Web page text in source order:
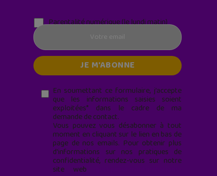
Parentalité numérique (le lundi matin)
En soumettant ce formulaire, j’accepte
que les informations saisies soient
exploitées* dans le cadre de ma
demande de contact.
Vous pouvez vous désabonner à tout
moment en cliquant sur le lien en bas de
page de nos emails. Pour obtenir plus
d'informations sur nos pratiques de
confidentialité, rendez-vous sur notre
site web